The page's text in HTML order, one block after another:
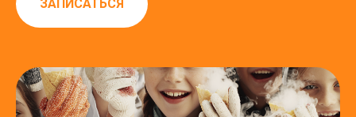
ЗАПИСАТЬСЯ